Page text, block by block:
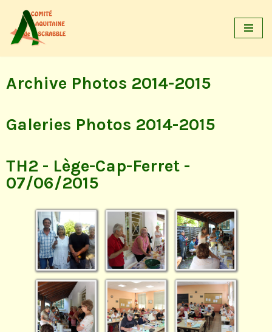
Aller
au
Archive Photos 2014-2015
Galeries Photos 2014-2015
TH2 - Lège-Cap-Ferret -
07/06/2015